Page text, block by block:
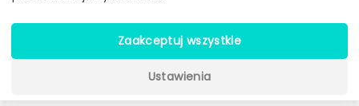
Zaakceptuj wszystkie
Ustawienia